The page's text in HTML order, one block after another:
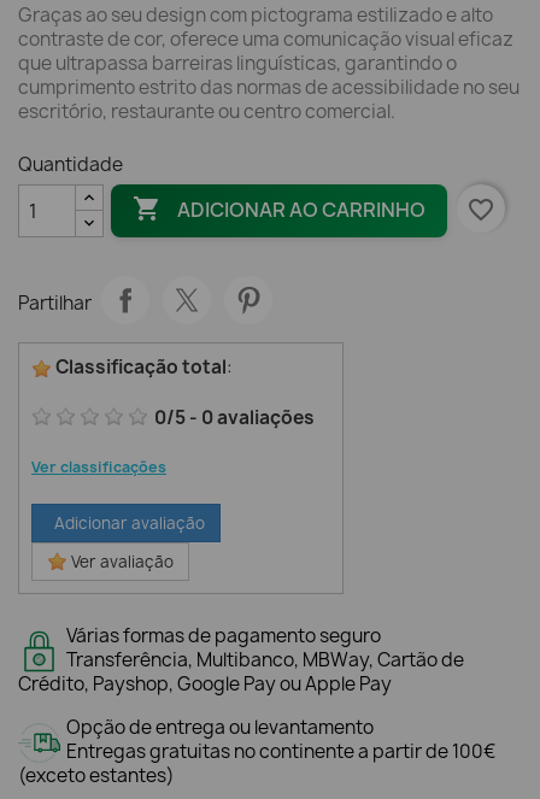
Graças ao seu design com pictograma estilizado e alto
contraste de cor, oferece uma comunicação visual eficaz
que ultrapassa barreiras linguísticas, garantindo o
cumprimento estrito das normas de acessibilidade no seu
escritório, restaurante ou centro comercial.
Quantidade
 ADICIONAR AO CARRINHO favorite_border
Partilhar
Classificação total:
0/5- 0avaliações
Ver classificações
Adicionar avaliação
Ver avaliação
Várias formas de pagamento seguro
Transferência, Multibanco, MBWay, Cartão de
Crédito, Payshop, Google Pay ou Apple Pay
Opção de entrega ou levantamento
Entregas gratuitas no continente a partir de 100€
(exceto estantes)